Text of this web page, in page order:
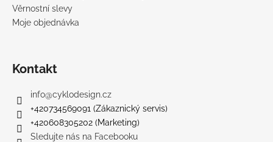
Věrnostní slevy
Moje objednávka
Kontakt
info@cyklodesign.cz
+420734569091 (Zákaznický servis)
+420608305202 (Marketing)
Sledujte nás na Facebooku